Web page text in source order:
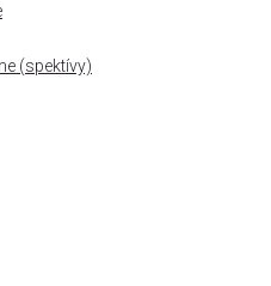
(spektívy)